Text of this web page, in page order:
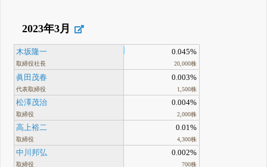
2023年3月
木坂隆一
取締役社長
0.045%
20,000株
眞田茂春
代表取締役
0.003%
1,500株
松澤茂治
取締役
0.004%
2,000株
高上裕二
取締役
0.01%
4,300株
中川邦弘
取締役
0.002%
700株